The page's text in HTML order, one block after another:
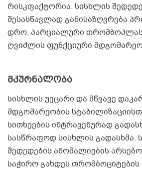
რისკფაქტორია. სისხლის
შესასწავლად განისაზღვრება
დრო, პარციალური
ღვიძლის ფუნქციური
მკურნალობა
სისხლის უეცარი და მწვავე
მდგომარეობის
სითხეების ინტრავენურად
სასწრაფოდ სისხლის გადასხმა.
შედედების ანომალიების
საჭირო გახდეს